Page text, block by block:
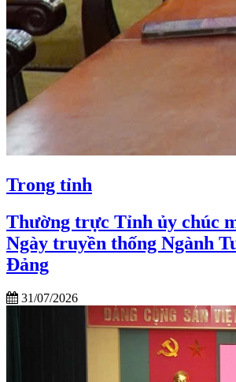
Trong tỉnh
Thường trực Tỉnh ủy chúc
Ngày truyền thống Ngành
Đảng
31/07/2026